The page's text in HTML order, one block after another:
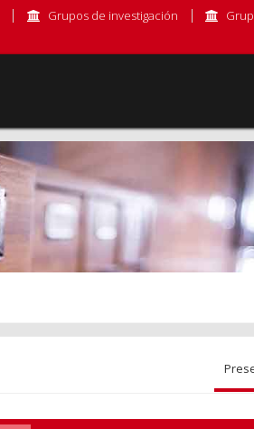
Grupos de investigación